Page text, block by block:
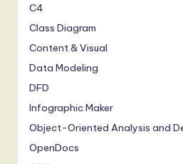
C4
Class Diagram
Content & Visual
Data Modeling
DFD
Infographic Maker
Object-Oriented Analysis and
OpenDocs